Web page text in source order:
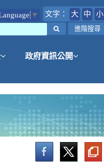
▼ 文字： 大 中
小
進階搜尋
政府資訊公開